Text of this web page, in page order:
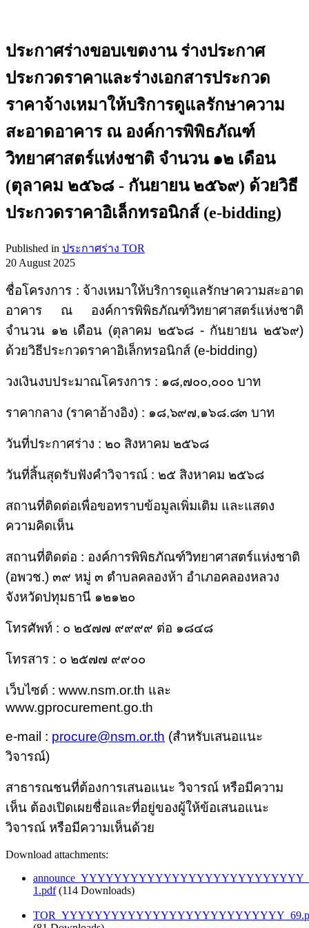
ประกาศร่างขอบเขตงาน ร่างประกาศ
ประกวดราคาและร่างเอกสารประกวด
ราคาจ้างเหมาให้บริการดูแลรักษาความ
สะอาดอาคาร ณ องค์การพิพิธภัณฑ์
วิทยาศาสตร์แห่งชาติ จำนวน ๑๒ เดือน
(ตุลาคม ๒๕๖๘ - กันยายน ๒๕๖๙) ด้วยวิธี
ประกวดราคาอิเล็กทรอนิกส์ (e-bidding)
Published in ประกาศร่าง TOR
20 August 2025
ชื่อโครงการ : จ้างเหมาให้บริการดูแลรักษาความสะอาด
อาคาร ณ องค์การพิพิธภัณฑ์วิทยาศาสตร์แห่งชาติ
จำนวน ๑๒ เดือน (ตุลาคม ๒๕๖๘ - กันยายน ๒๕๖๙)
ด้วยวิธีประกวดราคาอิเล็กทรอนิกส์ (e-bidding)
วงเงินงบประมาณโครงการ : ๑๘,๗๐๐,๐๐๐ บาท
ราคากลาง (ราคาอ้างอิง) : ๑๘,๖๙๗,๑๖๘.๘๓บาท
วันที่ประกาศร่าง : ๒๐ สิงหาคม ๒๕๖๘
วันที่สิ้นสุดรับฟังคำวิจารณ์ : ๒๕ สิงหาคม ๒๕๖๘
สถานที่ติดต่อเพื่อขอทราบข้อมูลเพิ่มเติม และแสดง
ความคิดเห็น
สถานที่ติดต่อ : องค์การพิพิธภัณฑ์วิทยาศาสตร์แห่งชาติ
(อพวช.) ๓๙ หมู่ ๓ ตำบลคลองห้า อำเภอคลองหลวง
จังหวัดปทุมธานี ๑๒๑๒๐
โทรศัพท์ : ๐ ๒๕๗๗ ๙๙๙๙ ต่อ ๑๘๔๘
โทรสาร : ๐ ๒๕๗๗ ๙๙๐๐
เว็บไซต์ : www.nsm.or.th และ
www.gprocurement.go.th
e-mail : procure@nsm.or.th (สำหรับเสนอแนะ
วิจารณ์)
สาธารณชนที่ต้องการเสนอแนะ วิจารณ์ หรือมีความ
เห็น ต้องเปิดเผยชื่อและที่อยู่ของผู้ให้ข้อเสนอแนะ
วิจารณ์ หรือมีความเห็นด้วย
Download attachments:
1.pdf (114 Downloads)